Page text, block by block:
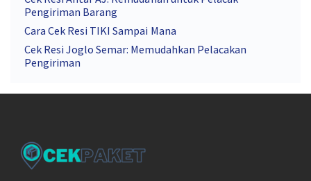
Pengiriman Barang
Cara Cek Resi TIKI Sampai Mana
Cek Resi Joglo Semar: Memudahkan Pelacakan
Pengiriman